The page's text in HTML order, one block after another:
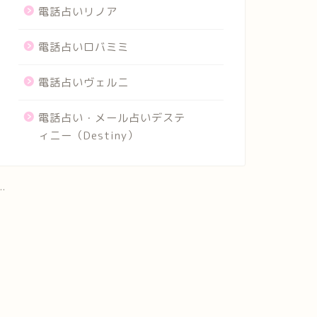
電話占いリノア
電話占いロバミミ
電話占いヴェルニ
電話占い・メール占いデステ
ィニー（Destiny）